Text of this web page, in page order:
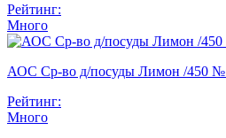
Рейтинг:
Много
АОС Ср-во д/посуды Лимон /450
Рейтинг:
Много